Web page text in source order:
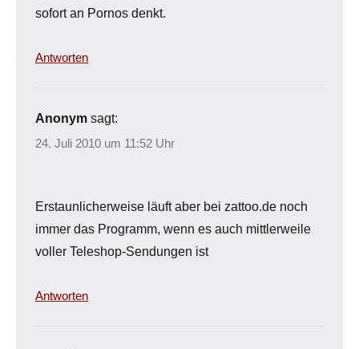
sofort an Pornos denkt.
Antworten
Anonym sagt:
24. Juli 2010 um 11:52 Uhr
Erstaunlicherweise läuft aber bei zattoo.de noch
immer das Programm, wenn es auch mittlerweile
voller Teleshop-Sendungen ist
Antworten